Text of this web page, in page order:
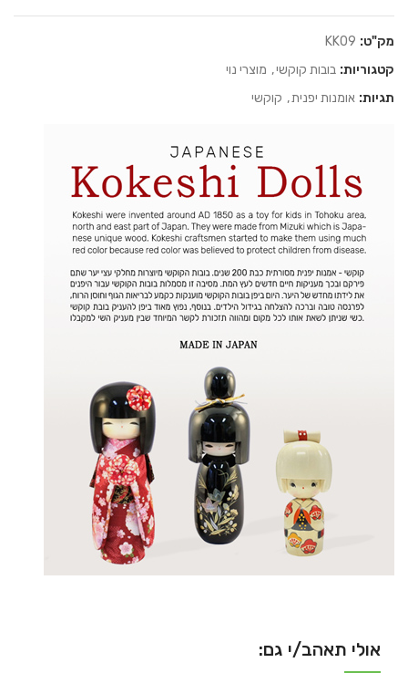
מק"ט: KK09
קטגוריות: בובות קוקשי, מוצרי נוי
תגיות: אומנות יפנית, קוקשי
אולי תאהב/י גם: